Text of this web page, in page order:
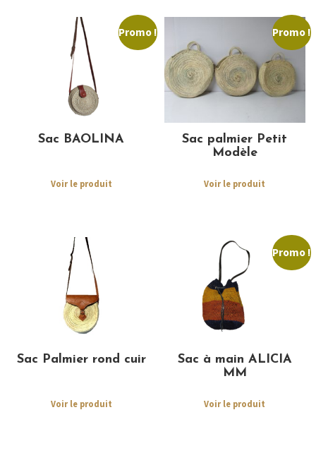
Promo !
Sac BAOLINA
Voir le produit
Promo !
Sac palmier Petit
Modèle
Voir le produit
Sac Palmier rond cuir
Voir le produit
Promo !
Sac à main ALICIA
MM
Voir le produit